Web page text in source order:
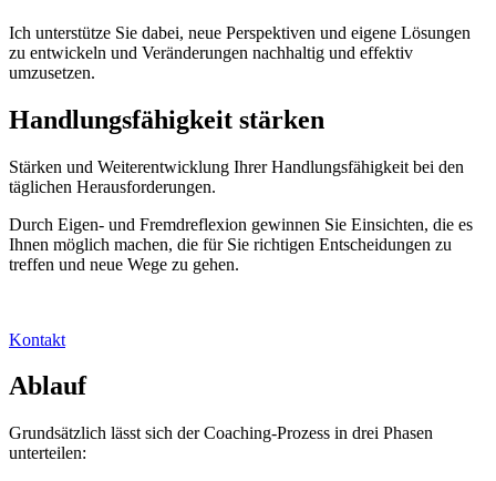
Ich unterstütze Sie dabei, neue Perspektiven und eigene Lösungen
zu entwickeln und Veränderungen nachhaltig und effektiv
umzusetzen.
Handlungsfähigkeit stärken
Stärken und Weiterentwicklung IhrerHandlungsfähigkeit bei den
täglichen Herausforderungen.
Durch Eigen- und Fremdreflexion gewinnen Sie Einsichten, die es
Ihnen möglich machen, die für Sie richtigen Entscheidungen zu
treffen und neue Wege zu gehen.
Kontakt
Ablauf
Grundsätzlich lässt sich der Coaching-Prozess in drei Phasen
unterteilen: